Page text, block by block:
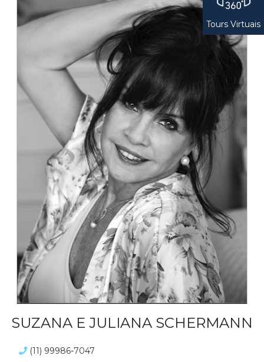
SUZANA E JULIANA SCHERMANN
(11) 99986-7047
Tours Virtuais